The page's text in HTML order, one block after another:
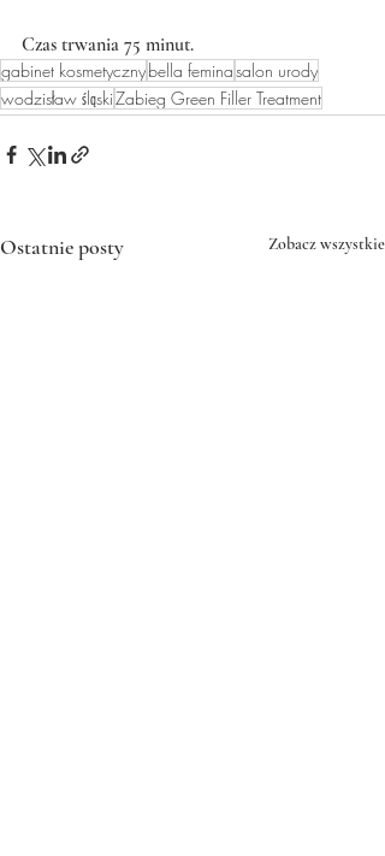
Czas trwania 75 minut.
gabinet kosmetycznybella feminasalon urody
wodzisław śląskiZabieg Green Filler Treatment
Ostatnie posty Zobacz wszystkie